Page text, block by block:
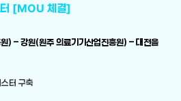
[MOU 체결]
) – 강원(원주 의료기기산업진흥원) – 대전을
터 구축